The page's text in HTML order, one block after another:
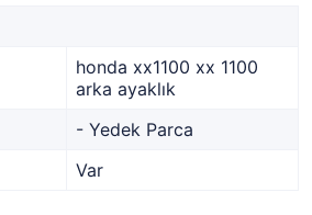
honda xx1100 xx 1100
arka ayaklık
- Yedek Parca
Var